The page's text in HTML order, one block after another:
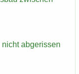
ab­ge­ris­sen